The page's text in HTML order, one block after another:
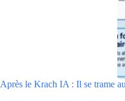
Après le Krach IA : Il se trame